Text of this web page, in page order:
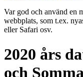
Var god och använd en
webbplats, som t.ex.
eller Safari osv.
2020 års
och